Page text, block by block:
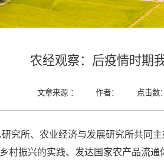
农经观察：后疫情时期
文章来源 ： 作者： 点击数
究所、农业经济与发展研究所共同
村振兴的实践、发达国家农产品流